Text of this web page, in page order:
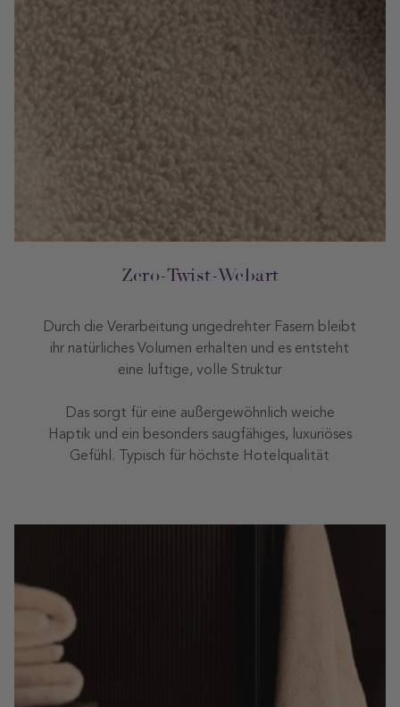
Zero-Twist-Webart
Durch die Verarbeitung ungedrehter Fasern bleibt
ihr natürliches Volumen erhalten und es entsteht
eine luftige, volle Struktur
Das sorgt für eine außergewöhnlich weiche
Haptik und ein besonders saugfähiges, luxuriöses
Gefühl. Typisch für höchste Hotelqualität